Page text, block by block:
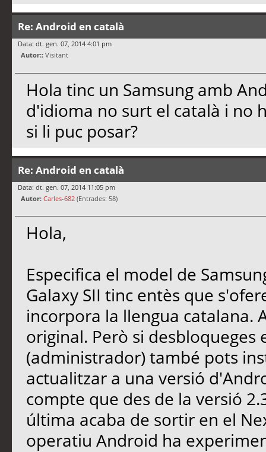
Re: Android en català
Data: dt. gen. 07, 2014 4:01 pm
Autor:: Visitant
Hola tinc un Samsung amb
d'idioma no surt el català i no
si li puc posar?
Re: Android en català
Data: dt. gen. 07, 2014 11:05 pm
Autor: Carles-682 (Entrades: 58)
Hola,
Especifica el model de
Galaxy SII tinc entès que
incorpora la llengua catalana.
original. Però si
(administrador) també pots
actualitzar a una versió
compte que des de la versió
última acaba de sortir en el
operatiu Android ha